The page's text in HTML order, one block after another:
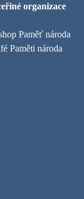
organizace
Paměť národa
Paměti národa